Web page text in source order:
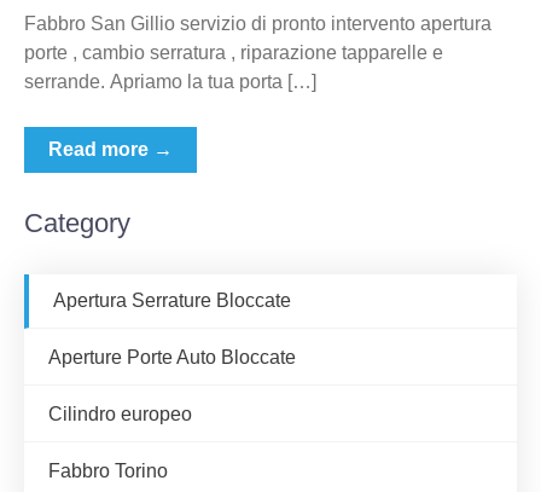
Fabbro San Gillio servizio di pronto intervento apertura
porte , cambio serratura , riparazione tapparelle e
serrande. Apriamo la tua porta […]
Read more →
Category
Apertura Serrature Bloccate
Aperture Porte Auto Bloccate
Cilindro europeo
Fabbro Torino